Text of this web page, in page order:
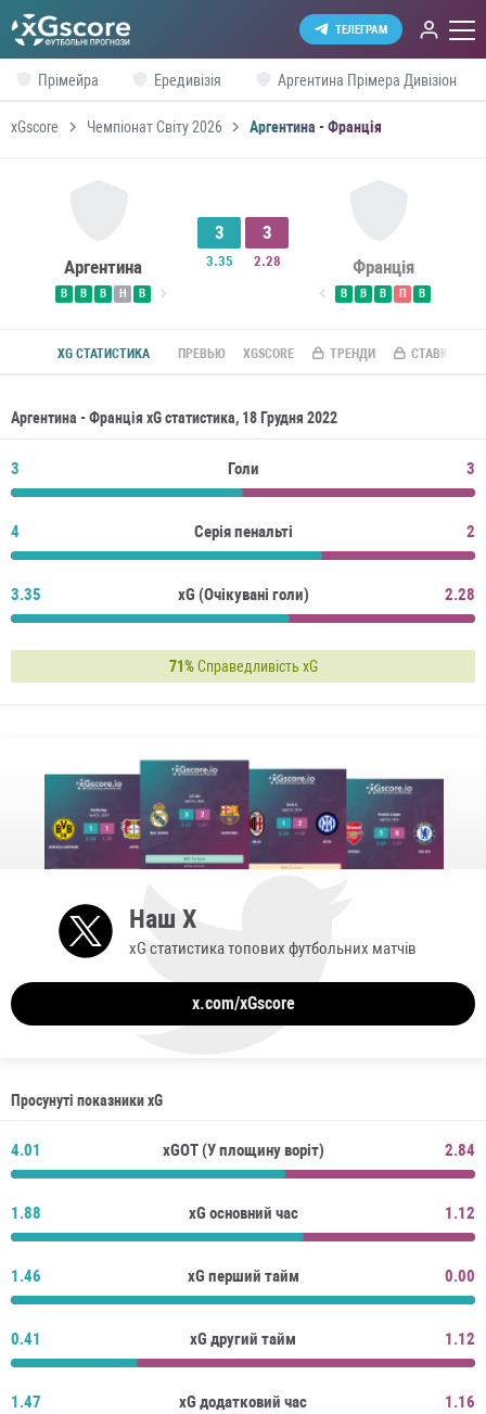
ТЕЛЕГРАМ
Прімейра Ередивізія Аргентина Прімера Дивізіон
xGscore Чемпіонат Світу 2026 Аргентина - Франція
Аргентина
В В В Н В
3
3.35
3
2.28 Франція
В В В П В
XG СТАТИСТИКА ПРЕВЬЮ XGSCORE ТРЕНДИ СТАВКИ ПО
Аргентина - Франція xG статистика, 18 Грудня 2022
3 Голи 3
4 Серія пенальті 2
3.35 xG (Очікувані голи) 2.28
71%Справедливість xG
Наш X
xG статистика топових футбольних матчів
x.com/xGscore
Просунуті показники xG
4.01 xGOT (У площину воріт) 2.84
1.88 xG основний час 1.12
1.46 xG перший тайм 0.00
0.41 xG другий тайм 1.12
1.47 xG додатковий час 1.16